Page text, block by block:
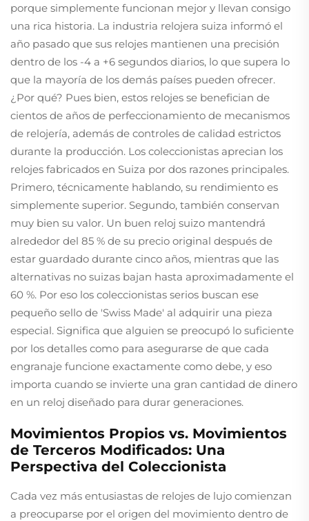
porque simplemente funcionan mejor y llevan consigo
una rica historia. La industria relojera suiza informó el
año pasado que sus relojes mantienen una precisión
dentro de los -4 a +6 segundos diarios, lo que supera lo
que la mayoría de los demás países pueden ofrecer.
¿Por qué? Pues bien, estos relojes se benefician de
cientos de años de perfeccionamiento de mecanismos
de relojería, además de controles de calidad estrictos
durante la producción. Los coleccionistas aprecian los
relojes fabricados en Suiza por dos razones principales.
Primero, técnicamente hablando, su rendimiento es
simplemente superior. Segundo, también conservan
muy bien su valor. Un buen reloj suizo mantendrá
alrededor del 85 % de su precio original después de
estar guardado durante cinco años, mientras que las
alternativas no suizas bajan hasta aproximadamente el
60 %. Por eso los coleccionistas serios buscan ese
pequeño sello de 'Swiss Made' al adquirir una pieza
especial. Significa que alguien se preocupó lo suficiente
por los detalles como para asegurarse de que cada
engranaje funcione exactamente como debe, y eso
importa cuando se invierte una gran cantidad de dinero
en un reloj diseñado para durar generaciones.
Movimientos Propios vs. Movimientos
de Terceros Modificados: Una
Perspectiva del Coleccionista
Cada vez más entusiastas de relojes de lujo comienzan
a preocuparse por el origen del movimiento dentro de